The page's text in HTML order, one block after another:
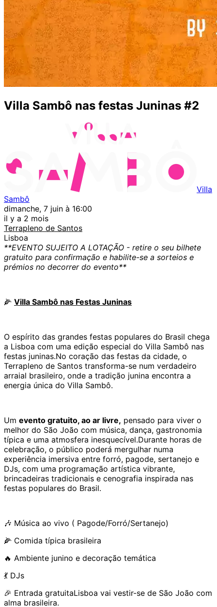
Villa Sambô nas festas Juninas #2
Villa
Sambô
dimanche, 7 juin à 16:00
il y a 2 mois
Terrapleno de Santos
Lisboa
**EVENTO SUJEITO A LOTAÇÃO - retire o seu bilhete
gratuito para confirmação e habilite-se a sorteios e
prémios no decorrer do evento**
🌽 Villa Sambô nas Festas Juninas
O espírito das grandes festas populares do Brasil chega
a Lisboa com uma edição especial do Villa Sambô nas
festas juninas.No coração das festas da cidade, o
Terrapleno de Santos transforma-se num verdadeiro
arraial brasileiro, onde a tradição junina encontra a
energia única do Villa Sambô.
Um evento gratuito, ao ar livre, pensado para viver o
melhor do São João com música, dança, gastronomia
típica e uma atmosfera inesquecível.Durante horas de
celebração, o público poderá mergulhar numa
experiência imersiva entre forró, pagode, sertanejo e
DJs, com uma programação artística vibrante,
brincadeiras tradicionais e cenografia inspirada nas
festas populares do Brasil.
🎶 Música ao vivo ( Pagode/Forró/Sertanejo)
🌽 Comida típica brasileira
🔥 Ambiente junino e decoração temática
💃 DJs
🎉 Entrada gratuitaLisboa vai vestir-se de São João com
alma brasileira.